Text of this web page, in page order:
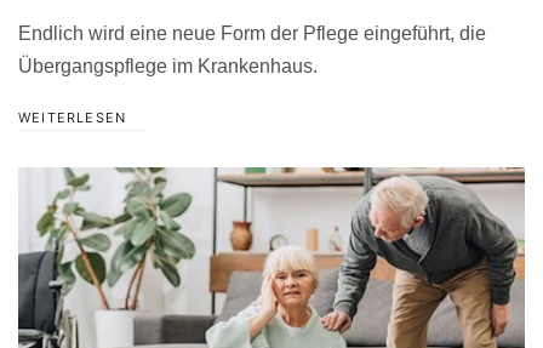
Endlich wird eine neue Form der Pflege eingeführt, die
Übergangspflege im Krankenhaus.
WEITERLESEN